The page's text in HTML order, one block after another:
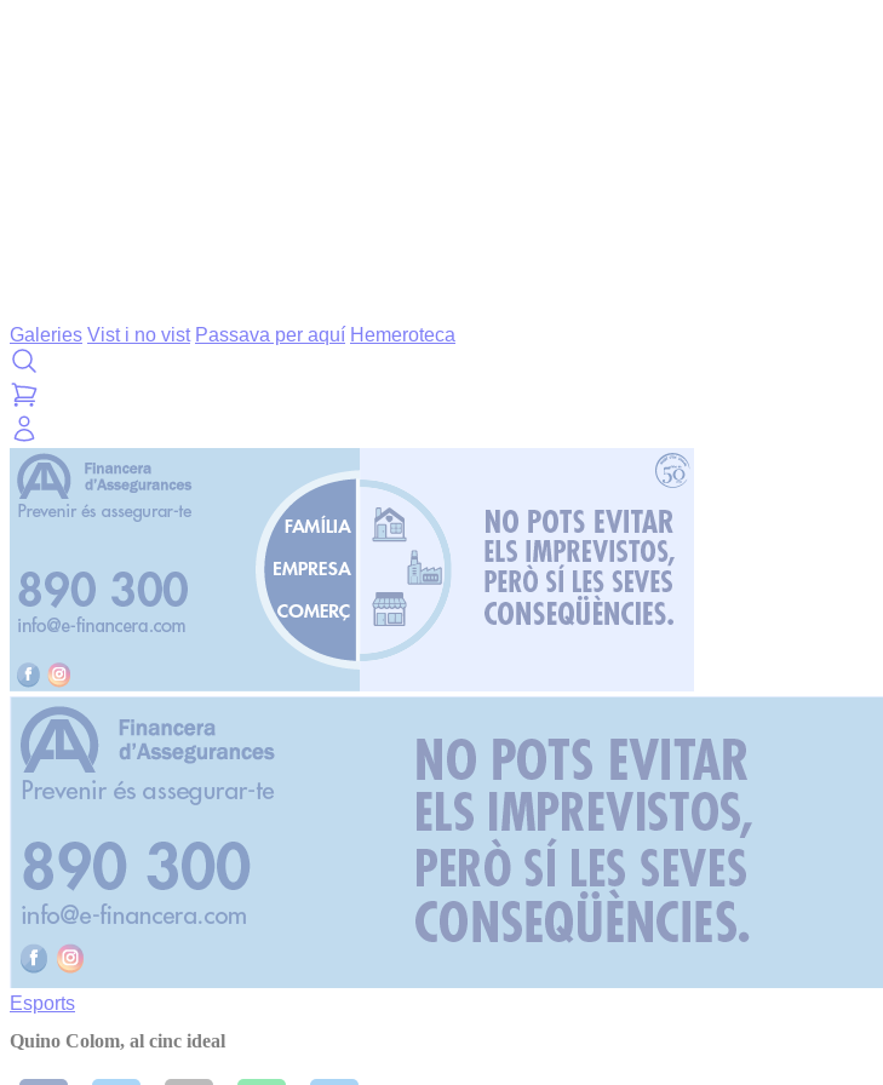
Galeries Vist i no vist Passava per aquí Hemeroteca
Esports
Quino Colom, al cinc ideal